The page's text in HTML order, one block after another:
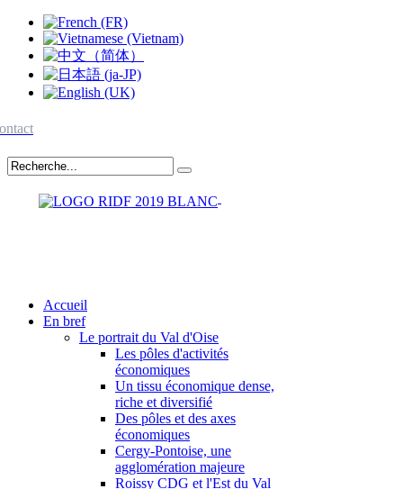
Accueil
En bref
Le portrait du Val d'Oise
Les pôles d'activités
économiques
Un tissu économique dense,
riche et diversifié
Des pôles et des axes
économiques
Cergy-Pontoise, une
agglomération majeure
Roissy CDG et l'Est du Val